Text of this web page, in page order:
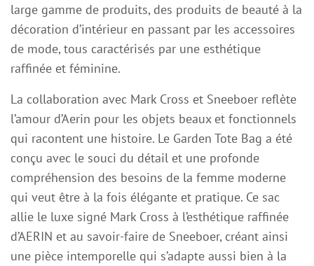
large gamme de produits, des produits de beauté à la
décoration d’intérieur en passant par les accessoires
de mode, tous caractérisés par une esthétique
raffinée et féminine.
La collaboration avec Mark Cross et Sneeboer reflète
l’amour d’Aerin pour les objets beaux et fonctionnels
qui racontent une histoire. Le Garden Tote Bag a été
conçu avec le souci du détail et une profonde
compréhension des besoins de la femme moderne
qui veut être à la fois élégante et pratique. Ce sac
allie le luxe signé Mark Cross à l’esthétique raffinée
d’AERIN et au savoir-faire de Sneeboer, créant ainsi
une pièce intemporelle qui s’adapte aussi bien à la